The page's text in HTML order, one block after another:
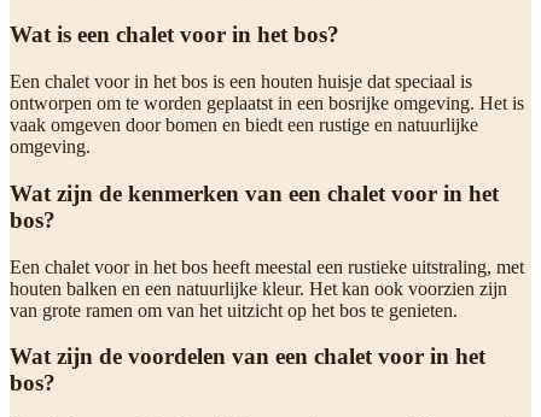
Wat is een chalet voor in het bos?
Een chalet voor in het bos is een houten huisje dat speciaal is
ontworpen om te worden geplaatst in een bosrijke omgeving. Het is
vaak omgeven door bomen en biedt een rustige en natuurlijke
omgeving.
Wat zijn de kenmerken van een chalet voor in het
bos?
Een chalet voor in het bos heeft meestal een rustieke uitstraling, met
houten balken en een natuurlijke kleur. Het kan ook voorzien zijn
van grote ramen om van het uitzicht op het bos te genieten.
Wat zijn de voordelen van een chalet voor in het
bos?